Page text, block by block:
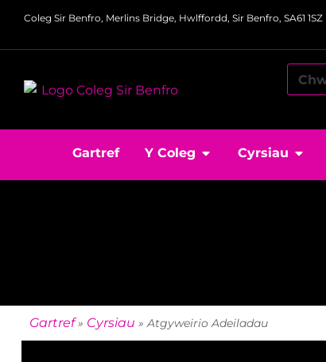
Coleg Sir Benfro, Merlins Bridge, Hwlffordd, Sir Benfro, SA61 1SZ
Gartref Y Coleg Cyrsiau
Gartref» Cyrsiau »Atgyweirio Adeiladau